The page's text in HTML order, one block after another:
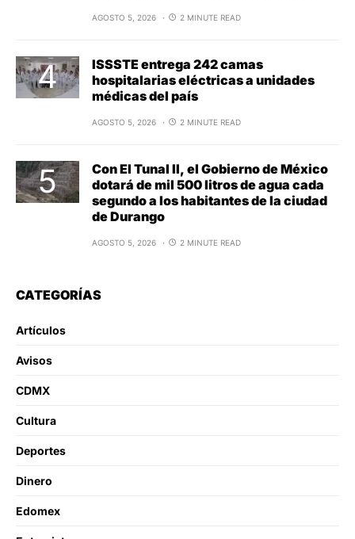
AGOSTO 5, 2026 2 MINUTE READ
ISSSTE entrega 242 camas
hospitalarias eléctricas a unidades
médicas del país
AGOSTO 5, 2026 2 MINUTE READ
Con El Tunal II, el Gobierno de México
dotará de mil 500 litros de agua cada
segundo a los habitantes de la ciudad
de Durango
AGOSTO 5, 2026 2 MINUTE READ
CATEGORÍAS
Artículos
Avisos
CDMX
Cultura
Deportes
Dinero
Edomex